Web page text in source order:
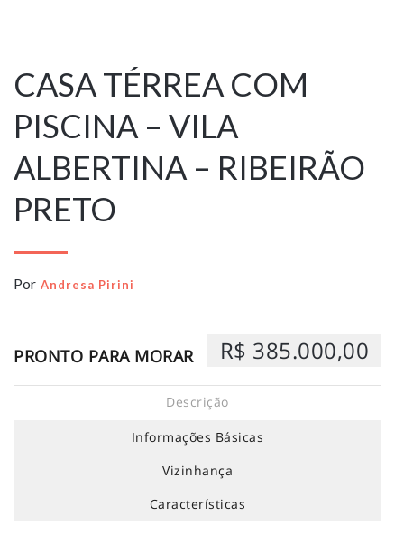
CASA TÉRREA COM
PISCINA – VILA
ALBERTINA – RIBEIRÃO
PRETO
Por Andresa Pirini
PRONTO PARA MORAR R$ 385.000,00
Descrição
Informações Básicas
Vizinhança
Características